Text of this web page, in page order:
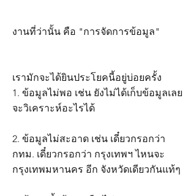
งานที่ว่านั้น คือ "การจัดการข้อมูล"
เรามักจะได้ยินประโยคนี้อยู่บ่อยครั้ง
1. ข้อมูลไม่พอ เช่น ยังไม่ได้เก็บข้อมูลเลย
จะวิเคราะห์อะไรได้
2. ข้อมูลไม่สะอาด เช่น เดี๋ยวกรอกว่า
กทม. เดี๋ยวกรอกว่า กรุงเทพฯ ไหนจะ
กรุงเทพมหานคร อีก จังหวัดเดียวกันแท้ๆ